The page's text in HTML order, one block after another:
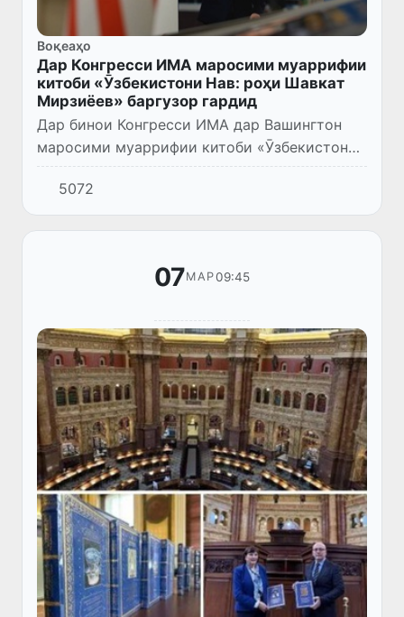
Воқеаҳо
Дар Конгресси ИМА маросими муаррифии
китоби «Ӯзбекистони Нав: роҳи Шавкат
Мирзиёев» баргузор гардид
Дар бинои Конгресси ИМА дар Вашингтон
маросими муаррифии китоби «Ӯзбекистони
Нав: роҳи Шавкат Мирзиёев» баргузор
гардид.
5072
07МАР09:45